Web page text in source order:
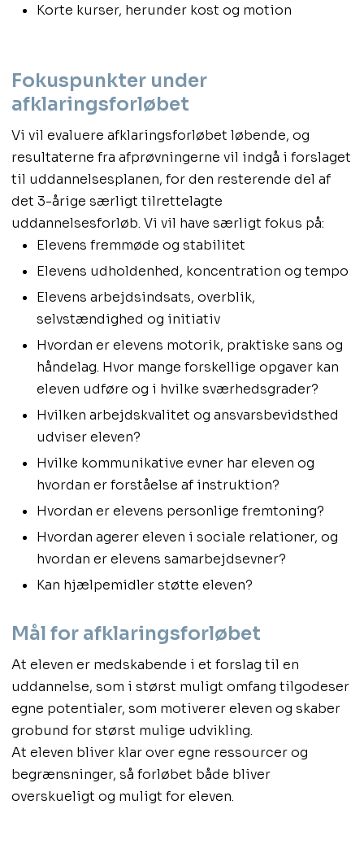
Korte kurser, herunder kost og motion
Fokuspunkter under
afklaringsforløbet
Vi vil evaluere afklaringsforløbet løbende, og
resultaterne fra afprøvningerne vil indgå i forslaget
til uddannelsesplanen, for den resterende del af
det 3-årige særligt tilrettelagte
uddannelsesforløb. Vi vil have særligt fokus på:
Elevens fremmøde og stabilitet
Elevens udholdenhed, koncentration og tempo
Elevens arbejdsindsats, overblik,
selvstændighed og initiativ
Hvordan er elevens motorik, praktiske sans og
håndelag. Hvor mange forskellige opgaver kan
eleven udføre og i hvilke sværhedsgrader?
Hvilken arbejdskvalitet og ansvarsbevidsthed
udviser eleven?
Hvilke kommunikative evner har eleven og
hvordan er forståelse af instruktion?
Hvordan er elevens personlige fremtoning?
Hvordan agerer eleven i sociale relationer, og
hvordan er elevens samarbejdsevner?
Kan hjælpemidler støtte eleven?
Mål for afklaringsforløbet
At eleven er medskabende i et forslag til en
uddannelse, som i størst muligt omfang tilgodeser
egne potentialer, som motiverer eleven og skaber
grobund for størst mulige udvikling.
At eleven bliver klar over egne ressourcer og
begrænsninger, så forløbet både bliver
overskueligt og muligt for eleven.